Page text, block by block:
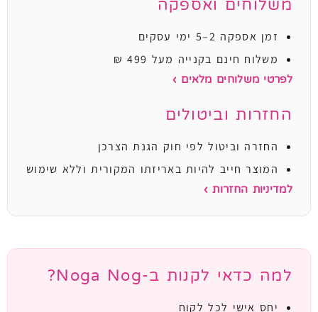
משלוחים ואספקה
זמן אספקה 2–5 ימי עסקים
משלוח חינם בקנייה מעל 499 ₪
לפרטי משלוחים מלאים ›
החזרות וביטולים
החזרה וביטול לפי חוק הגנת הצרכן
המוצר חייב להיות באריזתו המקורית וללא שימוש
למדיניות החזרות ›
למה כדאי לקנות ב-Noga Nog?
יחס אישי לכל לקוח